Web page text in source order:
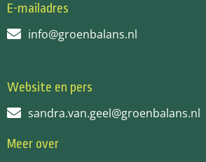
E-mailadres
info@groenbalans.nl
Website en pers
sandra.van.geel@groenbalans.nl
Meer over